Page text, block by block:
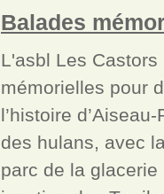
Balades
L'asbl Les
mémorielles pour
l’histoire
des hulans, avec
parc de la glacerie